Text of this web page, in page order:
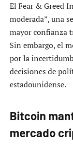
El Fear & Greed
moderada”, una
mayor confianza
Sin embargo, el
por la
decisiones de
estadounidense.
Bitcoin
mercado